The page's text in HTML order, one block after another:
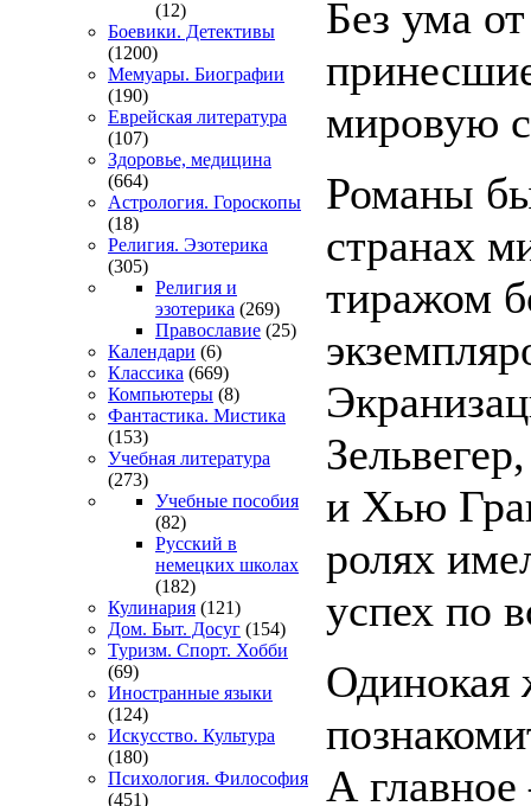
(12)
Боевики. Детективы
(1200)
Мемуары. Биографии
(190)
Еврейская литература
(107)
Здоровье, медицина
(664)
Астрология. Гороскопы
(18)
Религия. Эзотерика
(305)
Религия и
эзотерика (269)
Православие (25)
Календари (6)
Классика (669)
Компьютеры (8)
Фантастика. Мистика
(153)
Учебная литература
(273)
Учебные пособия
(82)
Русский в
немецких школах
(182)
Кулинария (121)
Дом. Быт. Досуг (154)
Туризм. Спорт. Хобби
(69)
Иностранные языки
(124)
Искусство. Культура
(180)
Психология. Философия
(451)
Без ума
мировую
Романы
странах
тиражом
и Хью
ролях
успех по
Одинокая
А главное